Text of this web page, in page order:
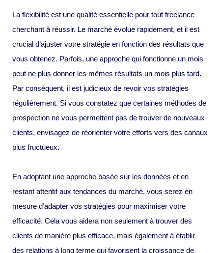
La flexibilité est une qualité essentielle pour tout freelance
cherchant à réussir. Le marché évolue rapidement, et il est
crucial d’ajuster votre stratégie en fonction des résultats que
vous obtenez. Parfois, une approche qui fonctionne un mois
peut ne plus donner les mêmes résultats un mois plus tard.
Par conséquent, il est judicieux de revoir vos stratégies
régulièrement. Si vous constatez que certaines méthodes de
prospection ne vous permettent pas de trouver de nouveaux
clients, envisagez de réorienter votre efforts vers des canaux
plus fructueux.
En adoptant une approche basée sur les données et en
restant attentif aux tendances du marché, vous serez en
mesure d’adapter vos stratégies pour maximiser votre
efficacité. Cela vous aidera non seulement à trouver des
clients de manière plus efficace, mais également à établir
des relations à long terme qui favorisent la croissance de